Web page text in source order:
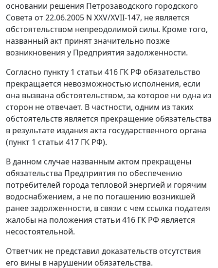
основании решения Петрозаводского городского
Совета от 22.06.2005 N XXV/XVII-147, не является
обстоятельством непреодолимой силы. Кроме того,
названный акт принят значительно позже
возникновения у Предприятия задолженности.
Согласно пункту 1 статьи 416 ГК РФ обязательство
прекращается невозможностью исполнения, если
она вызвана обстоятельством, за которое ни одна из
сторон не отвечает. В частности, одним из таких
обстоятельств является прекращение обязательства
в результате издания акта государственного органа
(пункт 1 статьи 417 ГК РФ).
В данном случае названным актом прекращены
обязательства Предприятия по обеспечению
потребителей города тепловой энергией и горячим
водоснабжением, а не по погашению возникшей
ранее задолженности, в связи с чем ссылка подателя
жалобы на положения статьи 416 ГК РФ является
несостоятельной.
Ответчик не представил доказательств отсутствия
его вины в нарушении обязательства.